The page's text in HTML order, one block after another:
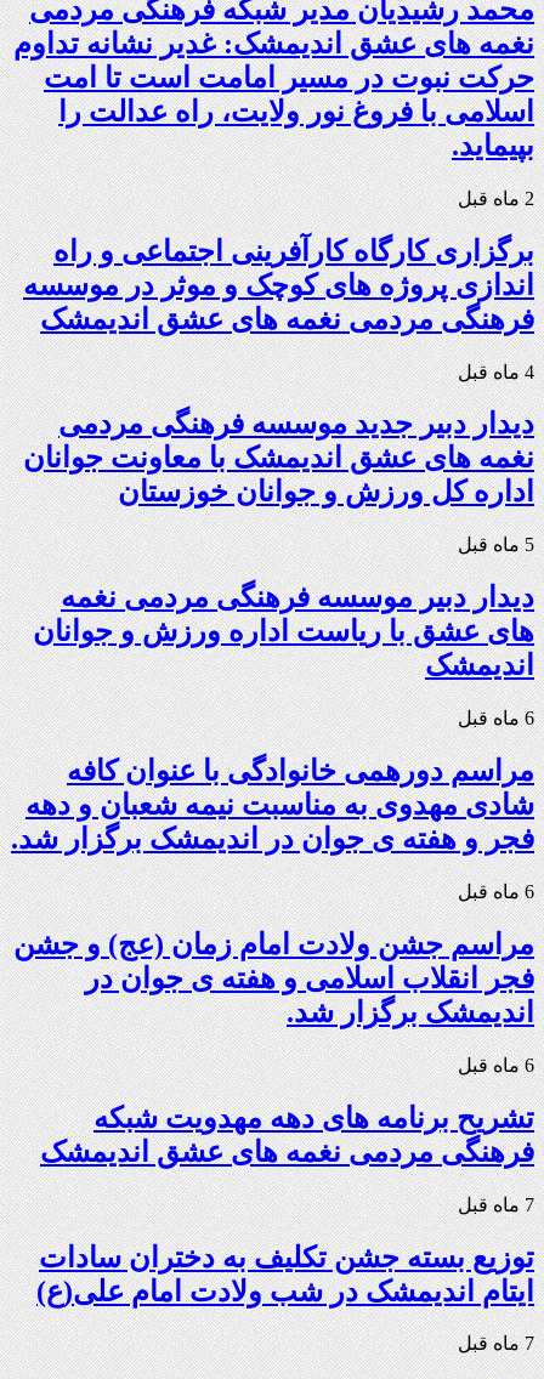
محمد رشیدیان مدیر شبکه فرهنگی مردمی
نغمه های عشق اندیمشک: غدیر نشانه تداوم
حرکت نبوت در مسیر امامت است تا امت
اسلامی با فروغ نور ولایت، راه عدالت را
بپیماید.
2 ماه قبل
برگزاری کارگاه کارآفرینی اجتماعی و راه
اندازی پروژه های کوچک و موثر در موسسه
فرهنگی مردمی نغمه های عشق اندیمشک
4 ماه قبل
دیدار دبیر جدید موسسه فرهنگی مردمی
نغمه های عشق اندیمشک با معاونت جوانان
اداره کل ورزش و جوانان خوزستان
5 ماه قبل
دیدار دبیر موسسه فرهنگی مردمی نغمه
های عشق با ریاست اداره ورزش و جوانان
اندیمشک
6 ماه قبل
مراسم دورهمی خانوادگی با عنوان کافه
شادی مهدوی به مناسبت نیمه شعبان و دهه
فجر و هفته ی جوان در اندیمشک برگزار شد.
6 ماه قبل
مراسم جشن ولادت امام زمان (عج) و جشن
فجر انقلاب اسلامی و هفته ی جوان در
اندیمشک برگزار شد.
6 ماه قبل
تشریح برنامه های دهه مهدویت شبکه
فرهنگی مردمی نغمه های عشق اندیمشک
7 ماه قبل
توزیع بسته جشن تکلیف به دختران سادات
ایتام اندیمشک در شب ولادت امام علی(ع)
7 ماه قبل